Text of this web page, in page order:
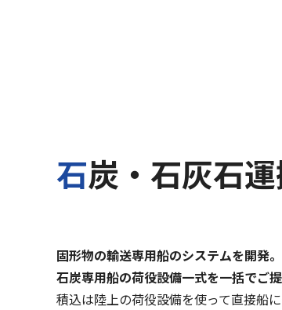
石炭・石灰石
固形物の輸送専用船のシステムを開発。
石炭専用船の荷役設備一式を一括でご提
積込は陸上の荷役設備を使って直接船